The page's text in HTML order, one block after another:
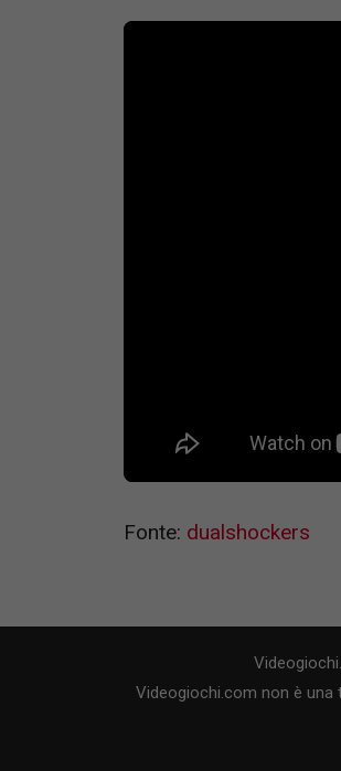
Fonte: dualshockers
Videogiochi.com non è